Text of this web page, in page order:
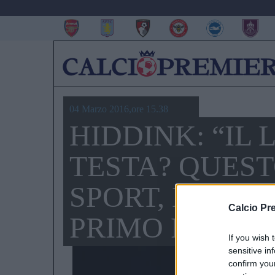
Calcio
If you wish
sensitive
confirm
04 Marzo 2016,ore 15.38
HIDDINK: “IL
TESTA?
SPORT, LORO
PRIMO